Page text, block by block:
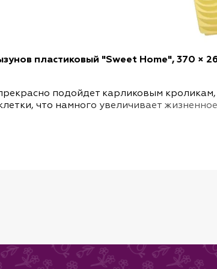
пластиковый "Sweet Home", 370 ×
подойдет карликовым
что намного увеличивает
который предотвращает скапливание
питомца.